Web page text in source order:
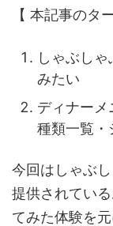
【 本記事のタ
しゃぶし
みたい
ディナー
種類一覧・
今回はしゃぶ
提供されてい
てみた体験を